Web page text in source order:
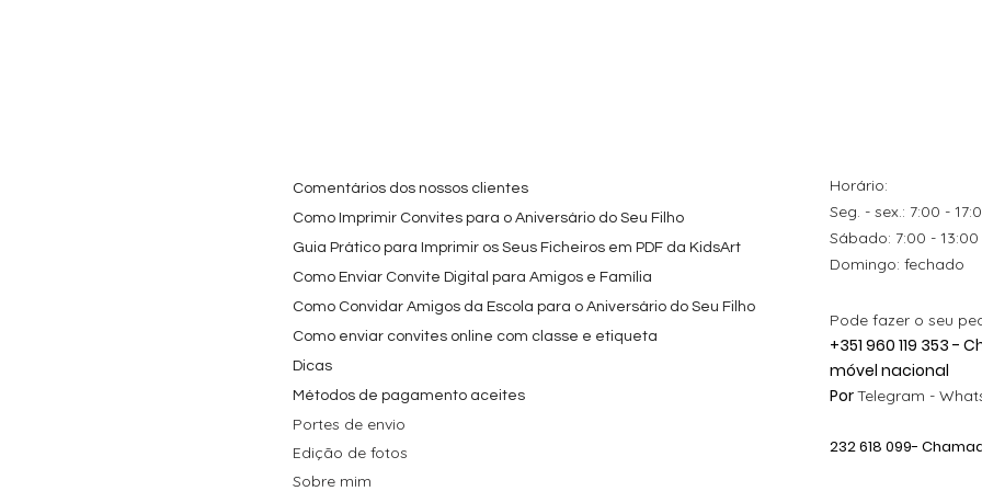
Preço
4,40 €
Comentários dos nossos clientes
Como Imprimir Convites para o Aniversário do Seu Filho
Guia Prático para Imprimir os Seus Ficheiros em PDF da KidsArt
Como Enviar Convite Digital para Amigos e Família
Como Convidar Amigos da Escola para o Aniversário do Seu Filho
Como enviar convites online com classe e etiqueta
Dicas
Métodos de pagamento aceites
Portes de envio
Edição de fotos
Sobre mim
Horário:
Seg. - sex.: 7:00 -
​​Sábado: 7:00 - 13:00
​Domingo: fechado
Pode fazer o seu
+351 960 119 353 -
móvel nacional
PorTelegram -
232 618 099-